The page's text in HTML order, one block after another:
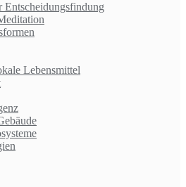
Entscheidungsfindung
Lebensmittel